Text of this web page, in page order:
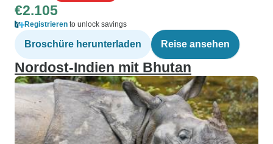
€2.105
Registrieren to unlock savings
Broschüre herunterladen Reise ansehen
Nordost-Indien mit Bhutan